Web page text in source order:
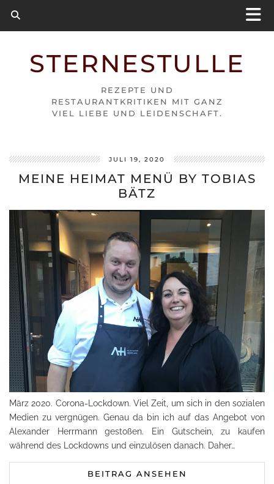
STERNESTULLE
REZEPTE UND
RESTAURANTKRITIKEN MIT GANZ
VIEL LIEBE UND LEIDENSCHAFT.
JULI 19, 2020
MEINE HEIMAT MENÜ BY TOBIAS
BÄTZ
März 2020. Corona-Lockdown. Viel Zeit, um sich in den sozialen
Medien zu vergnügen. Genau da bin ich auf das Angebot von
Alexander Herrmann gestoßen. Ein Gutschein, zu kaufen
während des Lockdowns und einzulösen danach. Daher…
BEITRAG ANSEHEN